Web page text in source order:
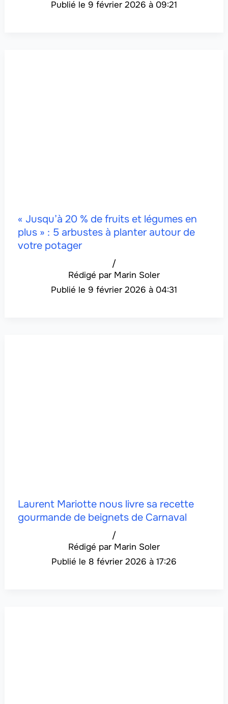
9 février 2026 à 09:21
« Jusqu’à 20 % de fruits et légumes en
plus » : 5 arbustes à planter autour de
votre potager
Marin Soler
/
9 février 2026 à 04:31
Laurent Mariotte nous livre sa recette
gourmande de beignets de Carnaval
Marin Soler
/
8 février 2026 à 17:26